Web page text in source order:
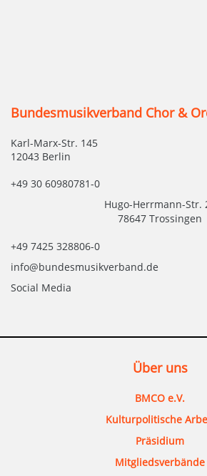
Bundesmusikverband Chor &
Karl-Marx-Str. 145
12043 Berlin
+49 30 60980781-0
Hugo-Herrmann-Str.
78647 Trossingen
+49 7425 328806-0
info@bundesmusikverband.de
Social Media
Über uns
BMCO e.V.
Kulturpolitische
Präsidium
Mitgliedsverbände